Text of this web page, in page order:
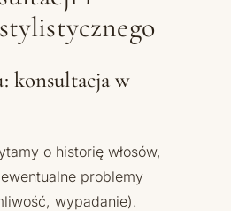
konsultacja w
o historię włosów,
problemy
wypadanie).